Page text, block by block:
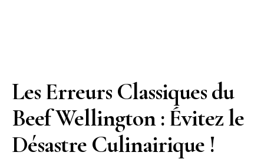
Les Erreurs Classiques du
Beef Wellington : Évitez le
Désastre Culinairique !